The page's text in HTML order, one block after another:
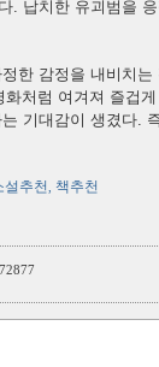
. 납치한 유괴범을
한 감정을 내비치
처럼 여겨져 즐겁
기대감이 생겼다.
설추천, 책추천